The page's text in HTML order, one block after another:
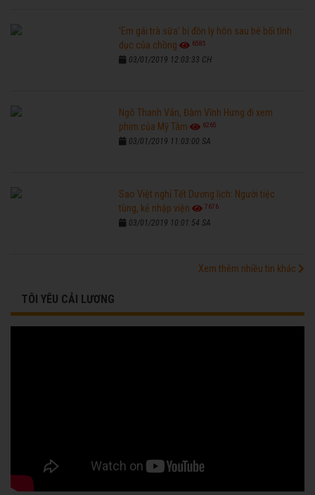
'Em gái trà sữa' bị đồn ly hôn sau bê bối tình
dục của chồng
6585
03/01/2019 12:03:33 CH
Ngô Thanh Vân, Đàm Vĩnh Hưng đi xem
phim của Mỹ Tâm
6265
03/01/2019 11:03:00 SA
Sao Việt nghỉ Tết Dương lịch: Người tiệc
tùng, kẻ nhập viện
7676
03/01/2019 10:01:54 SA
Xem thêm nhiều tin khác
TÔI YÊU CẢI LƯƠNG